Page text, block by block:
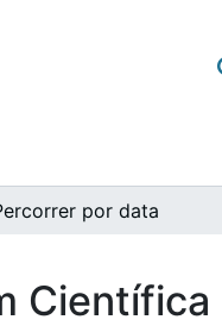
por data
Científica